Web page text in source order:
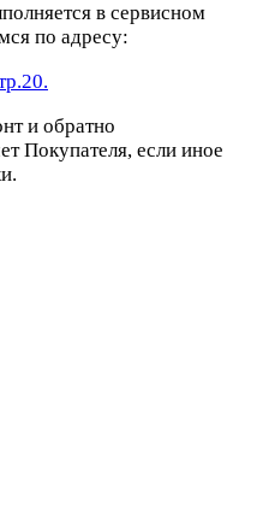
в сервисном
по адресу:
и обратно
Покупателя, если иное